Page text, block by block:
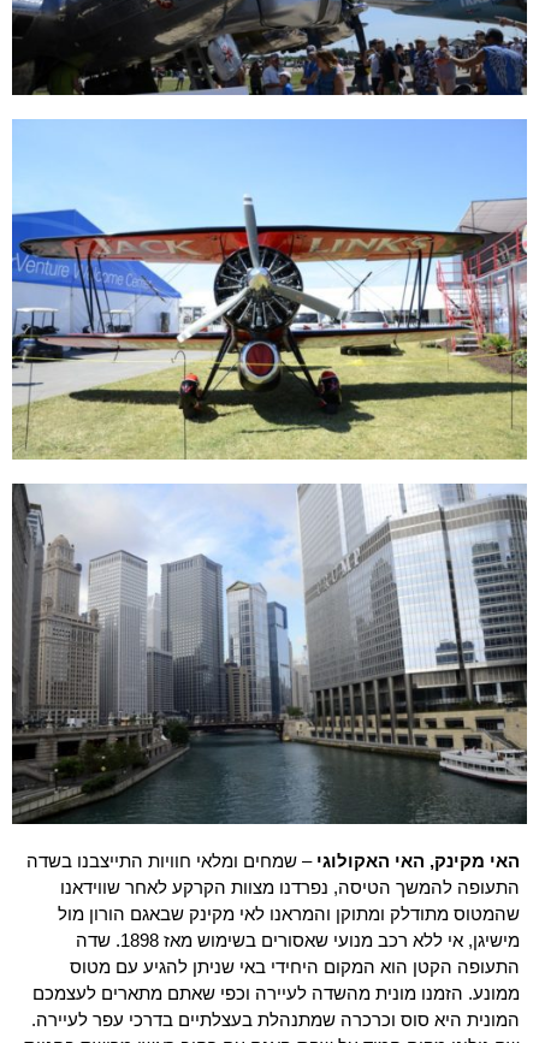
האי מקינק, האי האקולוגי – שמחים ומלאי חוויות התייצבנו בשדה
התעופה להמשך הטיסה, נפרדנו מצוות הקרקע לאחר שווידאנו
שהמטוס מתודלק ומתוקן והמראנו לאי מקינק שבאגם הורון מול
מישיגן, אי ללא רכב מנועי שאסורים בשימוש מאז 1898. שדה
התעופה הקטן הוא המקום היחידי באי שניתן להגיע עם מטוס
ממונע. הזמנו מונית מהשדה לעיירה וכפי שאתם מתארים לעצמכם
המונית היא סוס וכרכרה שמתנהלת בעצלתיים בדרכי עפר לעיירה.